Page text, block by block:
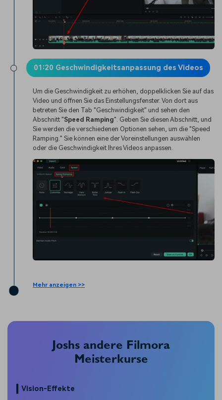
01:20 Geschwindigkeitsanpassung des Videos
Um die Geschwindigkeit zu erhöhen, doppelklicken Sie auf das
Video und öffnen Sie das Einstellungsfenster. Von dort aus
betreten Sie den Tab "Geschwindigkeit" und sehen den
Abschnitt "Speed Ramping". Geben Sie diesen Abschnitt, und
Sie werden die verschiedenen Optionen sehen, um die "Speed
Ramping." Sie können eine der Voreinstellungen auswählen
oder die Geschwindigkeit Ihres Videos anpassen.
Mehr anzeigen >>
Joshs andere Filmora
Meisterkurse
Vision-Effekte